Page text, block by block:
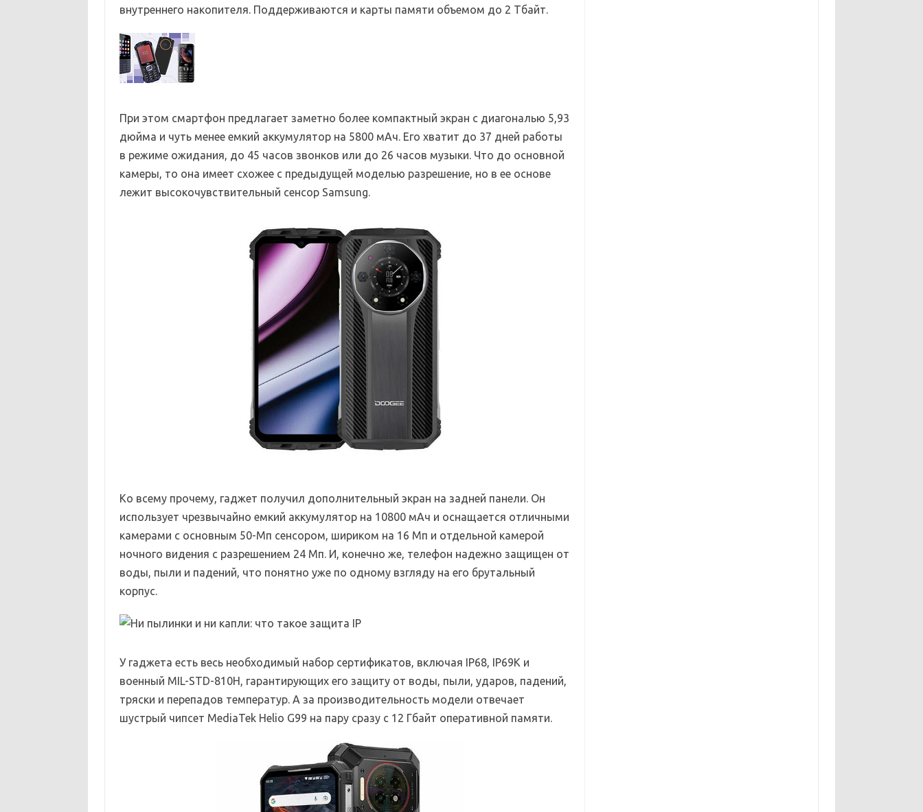
внутреннего накопителя. Поддерживаются и карты памяти объемом до 2 Тбайт.
При этом смартфон предлагает заметно более компактный экран с диагональю 5,93
дюйма и чуть менее емкий аккумулятор на 5800 мАч. Его хватит до 37 дней работы
в режиме ожидания, до 45 часов звонков или до 26 часов музыки. Что до основной
камеры, то она имеет схожее с предыдущей моделью разрешение, но в ее основе
лежит высокочувствительный сенсор Samsung.
Ко всему прочему, гаджет получил дополнительный экран на задней панели. Он
использует чрезвычайно емкий аккумулятор на 10800 мАч и оснащается отличными
камерами с основным 50-Мп сенсором, шириком на 16 Мп и отдельной камерой
ночного видения с разрешением 24 Мп. И, конечно же, телефон надежно защищен от
воды, пыли и падений, что понятно уже по одному взгляду на его брутальный
корпус.
У гаджета есть весь необходимый набор сертификатов, включая IP68, IP69K и
военный MIL-STD-810H, гарантирующих его защиту от воды, пыли, ударов, падений,
тряски и перепадов температур. А за производительность модели отвечает
шустрый чипсет MediaTek Helio G99 на пару сразу с 12 Гбайт оперативной памяти.